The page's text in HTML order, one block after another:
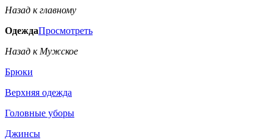
Назад к главному
ОдеждаПросмотреть
Назад к Мужское
Брюки
Верхняя одежда
Головные уборы
Джинсы